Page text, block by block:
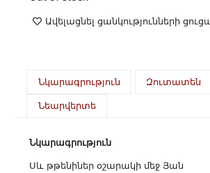
Ավելացնել ցանկությունների
Նկարագրություն Զուտատեն
Նեարվերտե
Նկարագրություն
Սև թթենիներ օշարակի մեջ Յան